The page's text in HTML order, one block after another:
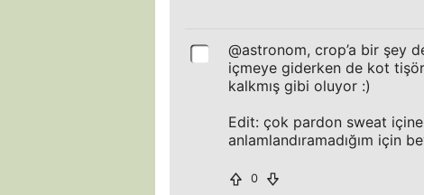
@astronom, crop’a bir şey
içmeye giderken de kot
kalkmış gibi oluyor :)
Edit: çok pardon sweat
anlamlandıramadığım için
0